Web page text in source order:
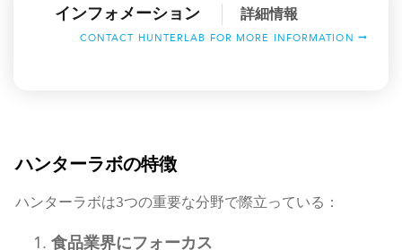
インフォメーション 詳細情報
CONTACT HUNTERLAB FOR MORE INFORMATION
ハンターラボの特徴
ハンターラボは3つの重要な分野で際立っている：
食品業界にフォーカス